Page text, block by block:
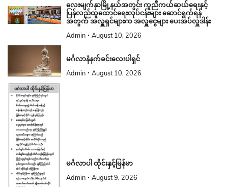
လေးမျက်နှာမြို့နယ်အတွင်း ကူညီကယ်ဆယ်ရေးနှင့်
ပြန်လည်ထူထောင်ရေးလုပ်ငန်းများ ဆောင်ရွက်ရန်
အတွက် အလှူရှင်များက အလှူငွေများ ပေးအပ်လှူဒါန်း
Admin August 10, 2026
မင်္ဂလာနံနက်ခင်းလေးပါရှင်
Admin August 10, 2026
မင်္ဂလာပါ ထိုင်းနှင့်မြန်မာ
Admin August 9, 2026